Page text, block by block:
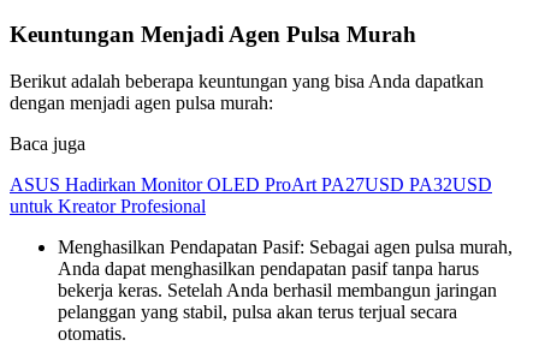
Keuntungan Menjadi Agen Pulsa Murah
Berikut adalah beberapa keuntungan yang bisa Anda dapatkan
dengan menjadi agen pulsa murah:
Baca juga
ASUS Hadirkan Monitor OLED ProArt PA27USD PA32USD
untuk Kreator Profesional
Menghasilkan Pendapatan Pasif: Sebagai agen pulsa murah,
Anda dapat menghasilkan pendapatan pasif tanpa harus
bekerja keras. Setelah Anda berhasil membangun jaringan
pelanggan yang stabil, pulsa akan terus terjual secara
otomatis.